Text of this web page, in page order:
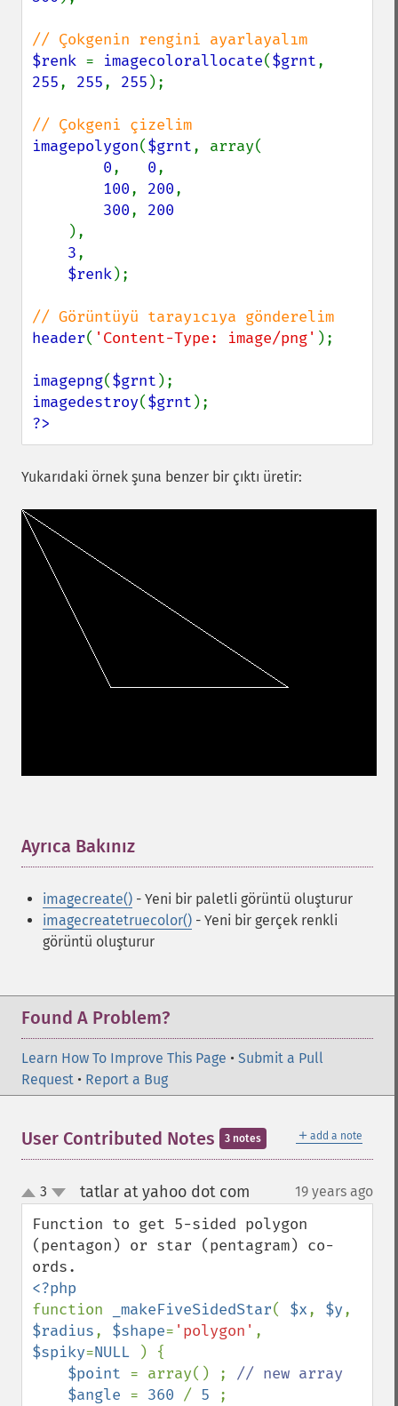
$renk = imagecolorallocate($grnt
255, 255, 255 );
imagepolygon($grnt, array(
0, 0,
100, 200,
300, 200
),
3,
$renk);
header( 'Content-Type: image/png' );
imagepng($grnt
imagedestroy($grnt
?>
Yukarıdaki örnek şuna benzer bir çıktı üretir:
Ayrıca Bakınız
imagecreate() - Yeni bir paletli görüntü oluşturur
imagecreatetruecolor() - Yeni bir gerçek renkli
görüntü oluşturur
Found A Problem?
Learn How To Improve This Page • Submit a Pull
Request • Report a Bug
＋ add a note
User Contributed Notes 3 notes
up
down
3 tatlar at yahoo dot com 19 years ago
Function to get 5-sided polygon
(pentagon) or star (pentagram) co-
function
_makeFiveSidedStar( $x, $y
$radius, $shape= 'polygon'
$spiky=NULL
) {
$point = array() ; // new array
$angle = 360 / 5
;